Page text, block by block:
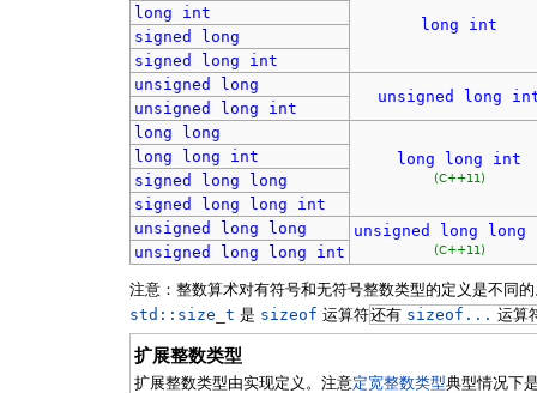
long
int
long
int
signed
long
signed
long
int
unsigned
long
unsigned long
unsigned long
int
long
long
long
long int
(C++11)
long long
int
signed
long
long
signed
long long
int
unsigned
long long unsigned long long
(C++11)
unsigned long long int
注意：整数算术对有符号和无符号整数类型的定义是不同
std::size_t 是 sizeof 运算符还有 sizeof... 运算
扩展整数类型
扩展整数类型由实现定义。注意定宽整数类型典型情况下